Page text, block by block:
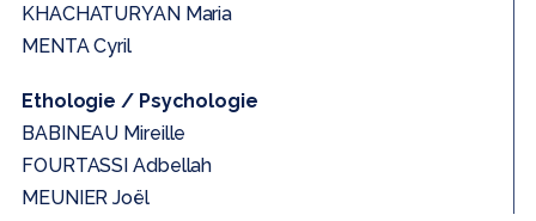
KHACHATURYAN Maria
MENTA Cyril
Ethologie / Psychologie
BABINEAU Mireille
FOURTASSI Adbellah
MEUNIER Joël